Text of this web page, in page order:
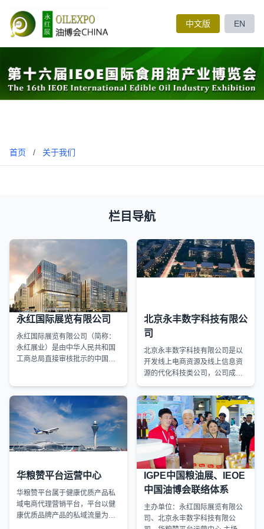
中文版 EN
首页 / 关于我们
栏目导航
永红国际展览有限公司
永红国际展览有限公司（简称：
永红展业）是由中华人民共和国
工商总局直接审核批示的中国会
北京永丰数字科技有限公
司
北京永丰数字科技有限公司是以
开发线上电商资源及线上信息资
源的代化科技类公司，公司成立
于2019年，坐落在北京市顺义区
宏远航程广场，近观首都机场 全
貌，遥看首都机场保税区、物流
产业园。是由国家工信部及中国
中央电视台背书的发展中高新科
技型企业、
华粮赞平台运营中心
华粮赞平台属于健康优质产品私
域电商代理营销平台，平台以健
康优质品牌产品的私域流量为核
IGPE中国粮油展、IEOE
中国油博会联络体系
主办单位：永红国际展览有限公
司、北京永丰数字科技有限公